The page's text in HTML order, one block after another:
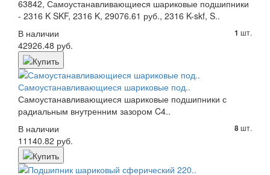
63842, Самоустанавливающиеся шариковые подшипники
- 2316 K SKF, 2316 K, 29076.61 руб., 2316 K-skf, S..
В наличии
1 шт.
42926.48 руб.
Самоустанавливающиеся шариковые под..
Самоустанавливающиеся шариковые подшипники с
радиальным внутренним зазором C4..
В наличии
8шт.
11140.82 руб.